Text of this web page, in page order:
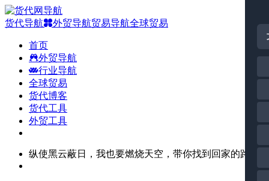
货代导航 外贸导航贸易导航全球贸易
首页
外贸导航
行业导航
全球贸易
货代博客
货代工具
外贸工具
纵使黑云蔽日，我也要燃烧天空，带你找到回家的路。